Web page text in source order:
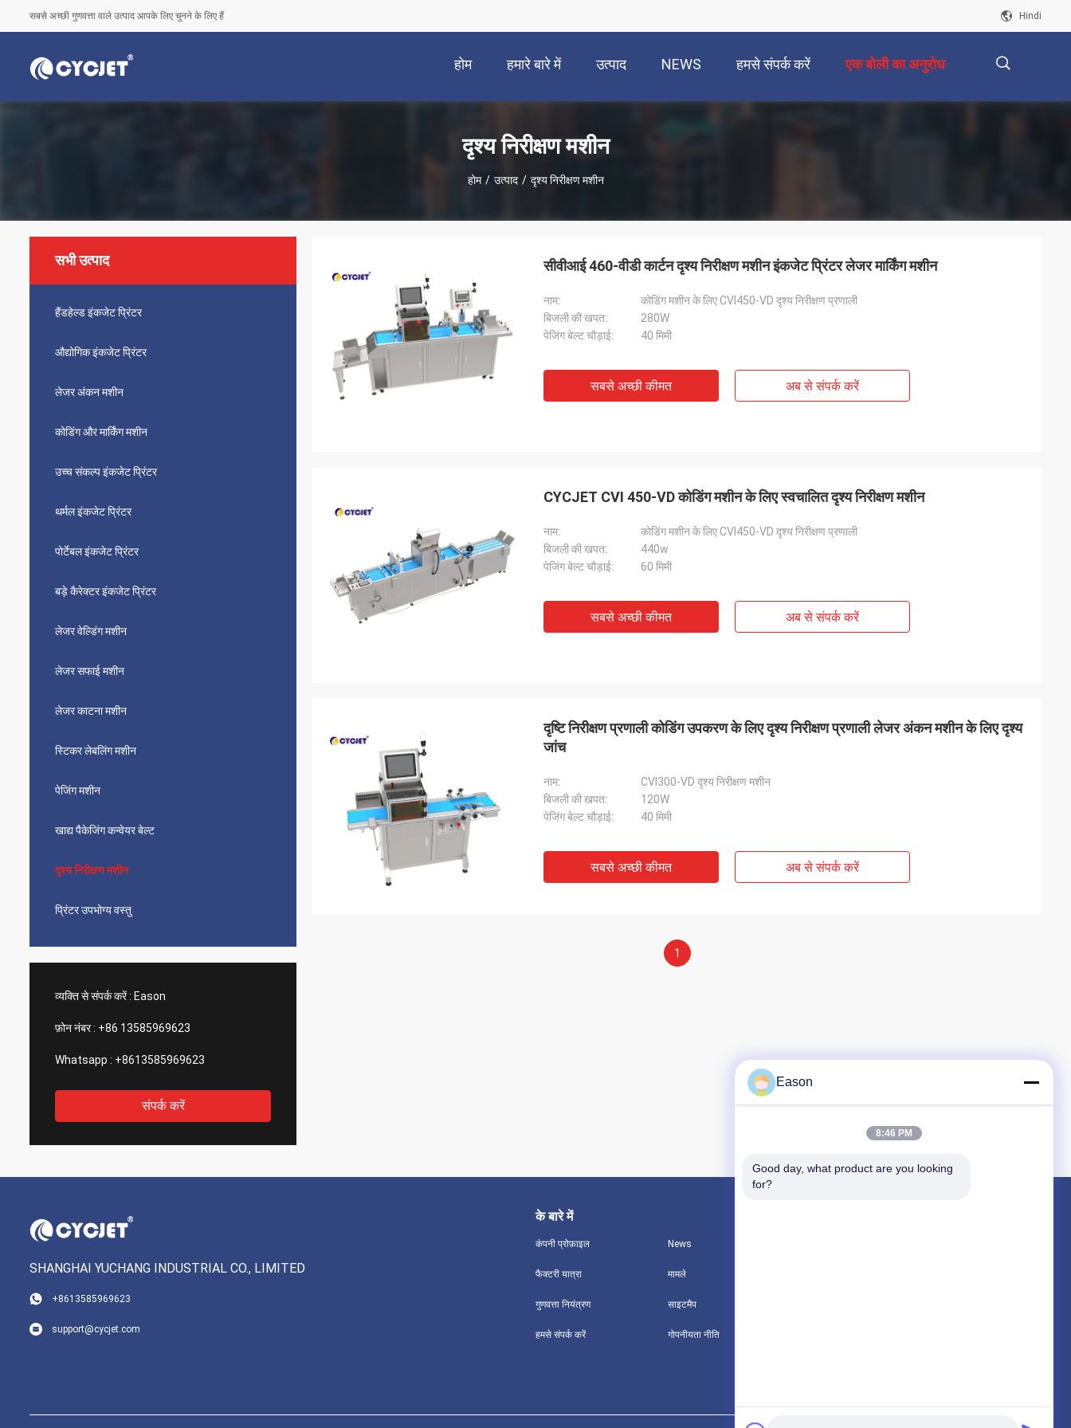
सबसे अच्छी गुणवत्ता वाले उत्पाद आपके लिए चुनने के लिए हैं Hindi
होम हमारे बारे में उत्पाद NEWS हमसे संपर्क करें एक बोली का अनुरोध
दृश्य निरीक्षण मशीन
होम / उत्पाद / दृश्य निरीक्षण मशीन
सभी उत्पाद
हैंडहेल्ड इंकजेट प्रिंटर
औद्योगिक इंकजेट प्रिंटर
लेजर अंकन मशीन
कोडिंग और मार्किंग मशीन
उच्च संकल्प इंकजेट प्रिंटर
थर्मल इंकजेट प्रिंटर
पोर्टेबल इंकजेट प्रिंटर
बड़े कैरेक्टर इंकजेट प्रिंटर
लेजर वेल्डिंग मशीन
लेजर सफाई मशीन
लेजर काटना मशीन
स्टिकर लेबलिंग मशीन
पेजिंग मशीन
खाद्य पैकेजिंग कन्वेयर बेल्ट
दृश्य निरीक्षण मशीन
प्रिंटर उपभोग्य वस्तु
व्यक्ति से संपर्क करें : Eason
फ़ोन नंबर : +86 13585969623
Whatsapp : +8613585969623
संपर्क करें
सीवीआई 460-वीडी कार्टन दृश्य निरीक्षण मशीन इंकजेट प्रिंटर लेजर मार्किंग मशीन
नाम:
कोडिंग मशीन के लिए CVI450-VD दृश्य निरीक्षण प्रणाली
बिजली की खपत:
280W
पेजिंग बेल्ट चौड़ाई:
40 मिमी
सबसे अच्छी कीमत अब से संपर्क करें
CYCJET CVI 450-VD कोडिंग मशीन के लिए स्वचालित दृश्य निरीक्षण मशीन
नाम:
कोडिंग मशीन के लिए CVI450-VD दृश्य निरीक्षण प्रणाली
बिजली की खपत:
440w
पेजिंग बेल्ट चौड़ाई:
60 मिमी
सबसे अच्छी कीमत अब से संपर्क करें
दृष्टि निरीक्षण प्रणाली कोडिंग उपकरण के लिए दृश्य निरीक्षण प्रणाली लेजर अंकन मशीन के लिए दृश्य
जांच
नाम:
CVI300-VD दृश्य निरीक्षण मशीन
बिजली की खपत:
120W
पेजिंग बेल्ट चौड़ाई:
40 मिमी
सबसे अच्छी कीमत अब से संपर्क करें
1
SHANGHAI YUCHANG INDUSTRIAL CO., LIMITED
+8613585969623
support@cycjet.com
के बारे में
कंपनी प्रोफ़ाइल
फैक्टरी यात्रा
गुणवत्ता नियंत्रण
हमसे संपर्क करें
News
मामले
साइटमैप
गोपनीयता नीति
Eason
8:46 PM
Good day, what product are you looking
for?